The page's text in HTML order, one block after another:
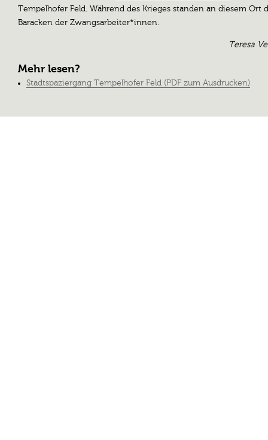
Tempelhofer Feld. Während des Krieges standen an diesem Ort
Baracken der Zwangsarbeiter*innen.
Teresa
Mehr lesen?
Stadtspaziergang Tempelhofer Feld (PDF zum Ausdrucken)